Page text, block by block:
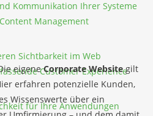
Kommunikation Ihrer Systeme
Sichtbarkeit im Web
für Ihre Anwendungen
Management
Customer Experience
eigeneCorporate Websitegilt
erfahren potenzielle Kunden,
Wissenswerte über ein